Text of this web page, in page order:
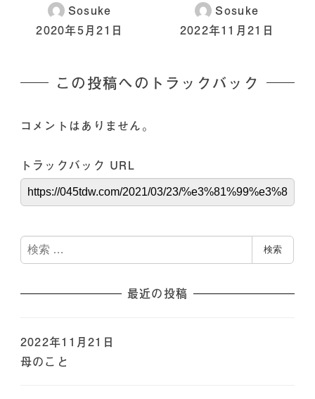
Sosuke
2020年5月21日
Sosuke
2022年11月21日
この投稿へのトラックバック
コメントはありません。
トラックバック URL
検
索
検索
最近の投稿
母のこと
2022年11月21日